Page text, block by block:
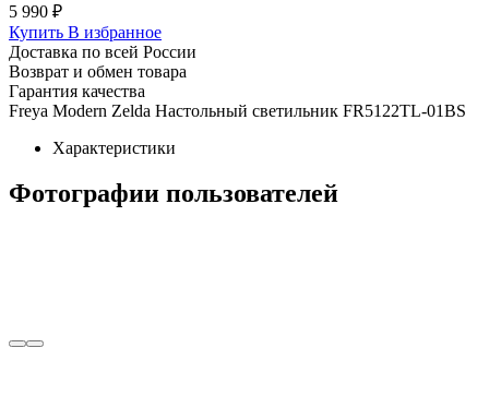
5 990 ₽
Купить В избранное
Доставка по всей России
Возврат и обмен товара
Гарантия качества
Freya Modern Zelda Настольный светильник FR5122TL-01BS
Характеристики
Фотографии пользователей